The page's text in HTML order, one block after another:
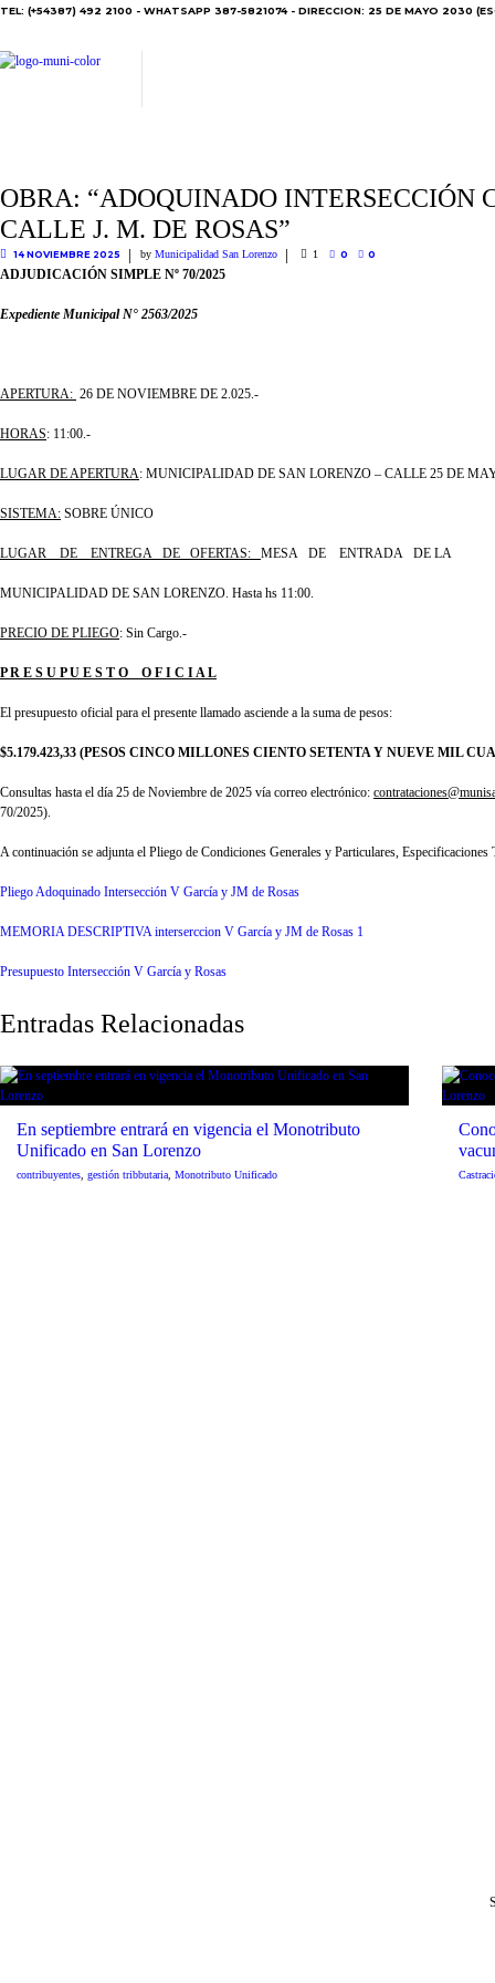
TEL: (+54387) 492 2100 - WHATSAPP 387-5821074 - DIRECCION: 25 DE MAYO 2030
OBRA: “ADOQUINADO
CALLE J. M. DE ROSAS”
14 NOVIEMBRE 2025 by Municipalidad San Lorenzo 1 0 0
ADJUDICACIÓN SIMPLE Nº 70/2025
Expediente Municipal N° 2563/2025
APERTURA: 26 DE NOVIEMBRE DE 2.025.-
HORAS: 11:00.-
LUGAR DE APERTURA: MUNICIPALIDAD DE SAN LORENZO – CALLE 25 DE
SISTEMA: SOBRE ÚNICO
LUGAR DE ENTREGA DE OFERTAS: MESA DE ENTRADA DE LA
MUNICIPALIDAD DE SAN LORENZO. Hasta hs 11:00.
PRECIO DE PLIEGO: Sin Cargo.-
P R E S U P U E S T O O F I C I A L
El presupuesto oficial para el presente llamado asciende a la suma de pesos:
$5.179.423,33 (PESOS CINCO MILLONES CIENTO SETENTA Y NUEVE MIL
Consultas hasta el día 25 de Noviembre de 2025 vía correo electrónico:
70/2025).
A continuación se adjunta el Pliego de Condiciones Generales y Particulares,
Pliego Adoquinado Intersección V García y JM de Rosas
MEMORIA DESCRIPTIVA interserccion V García y JM de Rosas 1
Presupuesto Intersección V García y Rosas
Entradas Relacionadas
En septiembre entrará en vigencia el Monotributo
Unificado en San Lorenzo
contribuyentes, gestión tribbutaria, Monotributo Unificado